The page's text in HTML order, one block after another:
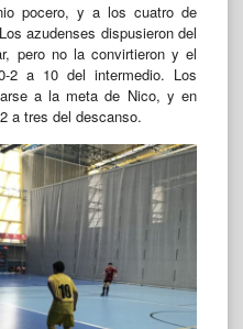
pocero, y a los cuatro de
azudenses dispusieron del
pero no la convirtieron y el
2 a 10 del intermedio. Los
a la meta de Nico, y en
a tres del descanso.